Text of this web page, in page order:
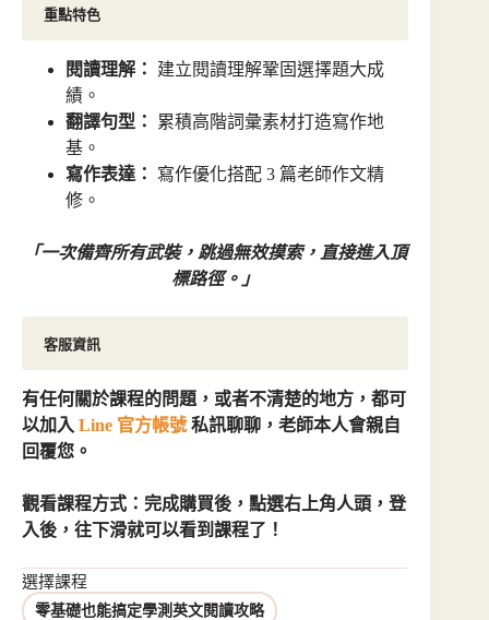
重點特色
閱讀理解：
建立閱讀理解鞏固選擇題大成
績。
翻譯句型：
累積高階詞彙素材打造寫作地
基。
寫作表達：
寫作優化搭配 3 篇老師作文精
修。
「一次備齊所有武裝，跳過無效摸索，直接進入頂
標路徑。」
客服資訊
有任何關於課程的問題，或者不清楚的地方，都可
以加入 Line 官方帳號 私訊聊聊，老師本人會親自
回覆您。
觀看課程方式：完成購買後，點選右上角人頭，登
入後，往下滑就可以看到課程了！
選擇課程
零基礎也能搞定學測英文閱讀攻略